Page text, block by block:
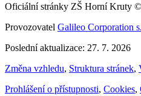
Oficiální stránky ZŠ Horní Kruty
Provozovatel Galileo Corporation
Poslední aktualizace: 27. 7. 2026
Změna vzhledu, Struktura stránek,
Prohlášení o přístupnosti, Cookies,